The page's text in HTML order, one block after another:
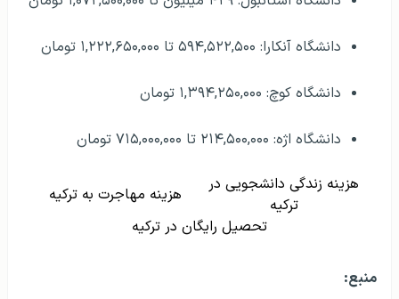
دانشگاه آنکارا: ۵۹۴,۵۲۲,۵۰۰ تا ۱,۲۲۲,۶۵۰,۰۰۰ تومان
دانشگاه کوچ: ۱,۳۹۴,۲۵۰,۰۰۰ تومان
دانشگاه اژه: ۲۱۴,۵۰۰,۰۰۰ تا ۷۱۵,۰۰۰,۰۰۰ تومان
هزینه زندگی دانشجویی در
ترکیه
هزینه مهاجرت به ترکیه
تحصیل رایگان در ترکیه
منبع: